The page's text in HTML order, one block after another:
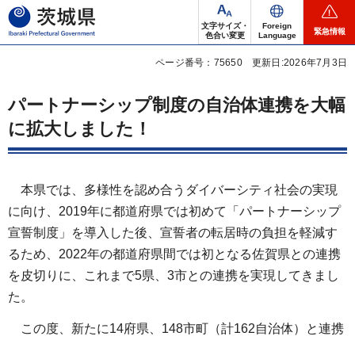
茨城県
文字サイズ・
色合い変更
Foreign
Language
緊急情報
ページ番号：75650 更新日:2026年7月3日
パートナーシップ制度の自治体連携を大幅
に拡大しました！
本県では、多様性を認め合うダイバーシティ社会の実現
に向け、2019年に都道府県では初めて「パートナーシップ
宣誓制度」を導入した後、宣誓者の転居時の負担を軽減す
るため、2022年の都道府県間では初となる佐賀県との連携
を皮切りに、これまで5県、3市との連携を実現してきまし
た。
この度、新たに14府県、148市町（計162自治体）と連携